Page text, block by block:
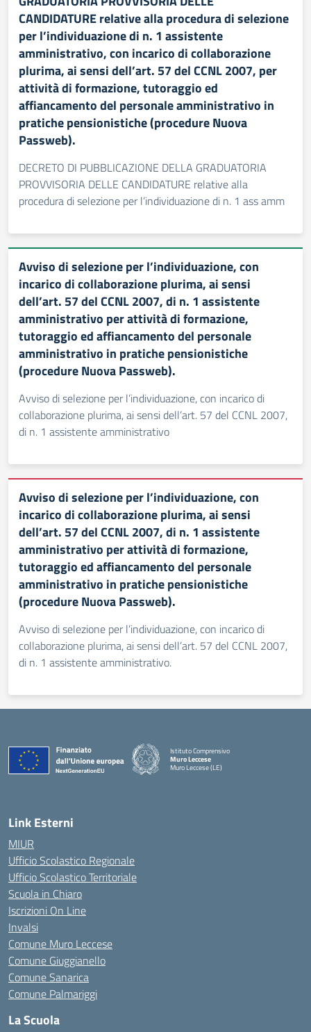
CANDIDATURE relative alla procedura di selezione
per l’individuazione di n. 1 assistente
amministrativo, con incarico di collaborazione
plurima, ai sensi dell’art. 57 del CCNL 2007, per
attività di formazione, tutoraggio ed
affiancamento del personale amministrativo in
pratiche pensionistiche (procedure Nuova
Passweb).
DECRETO DI PUBBLICAZIONE DELLA GRADUATORIA
PROVVISORIA DELLE CANDIDATURE relative alla
procedura di selezione per l’individuazione di n. 1 ass amm
Avviso di selezione per l’individuazione, con
incarico di collaborazione plurima, ai sensi
dell’art. 57 del CCNL 2007, di n. 1 assistente
amministrativo per attività di formazione,
tutoraggio ed affiancamento del personale
amministrativo in pratiche pensionistiche
(procedure Nuova Passweb).
Avviso di selezione per l’individuazione, con incarico di
collaborazione plurima, ai sensi dell’art. 57 del CCNL 2007,
di n. 1 assistente amministrativo
Avviso di selezione per l’individuazione, con
incarico di collaborazione plurima, ai sensi
dell’art. 57 del CCNL 2007, di n. 1 assistente
amministrativo per attività di formazione,
tutoraggio ed affiancamento del personale
amministrativo in pratiche pensionistiche
(procedure Nuova Passweb).
Avviso di selezione per l’individuazione, con incarico di
collaborazione plurima, ai sensi dell’art. 57 del CCNL 2007,
di n. 1 assistente amministrativo.
Istituto Comprensivo
Muro Leccese
Muro Leccese (LE)
Link Esterni
MIUR
Ufficio Scolastico Regionale
Ufficio Scolastico Territoriale
Scuola in Chiaro
Iscrizioni On Line
Invalsi
Comune Muro Leccese
Comune Giuggianello
Comune Sanarica
Comune Palmariggi
La Scuola